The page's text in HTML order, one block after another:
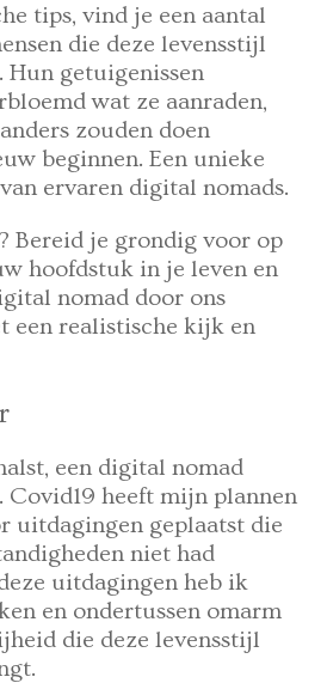
tips, vind je een aantal
die deze levensstijl
Hun getuigenissen
wat ze aanraden,
zouden doen
beginnen. Een unieke
ervaren digital nomads.
Bereid je grondig voor op
hoofdstuk in je leven en
nomad door ons
een realistische kijk en
een digital nomad
Covid19 heeft mijn plannen
uitdagingen geplaatst die
niet had
uitdagingen heb ik
en ondertussen omarm
die deze levensstijl